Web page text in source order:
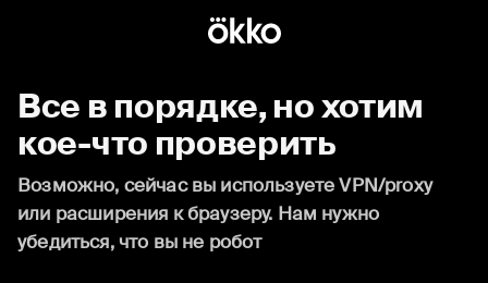
Все в порядке, но хотим
кое-что проверить
Возможно, сейчас вы используете VPN/proxy
или расширения к браузеру. Нам нужно
убедиться, что вы не робот